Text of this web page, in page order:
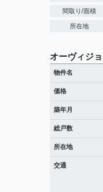
間取り/面積
所在地
オーヴィジ
物件名
価格
築年月
総戸数
所在地
交通